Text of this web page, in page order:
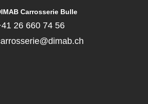
Carrosserie Bulle
26 660 74 56